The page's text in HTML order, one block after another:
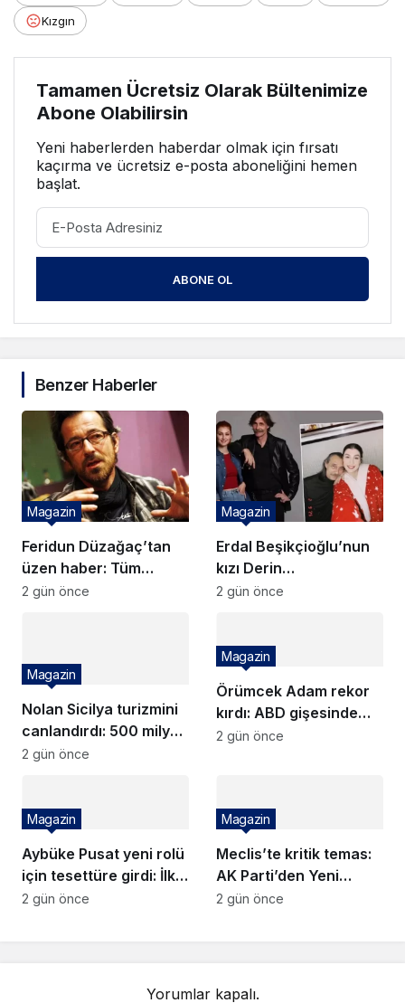
Kızgın
Tamamen Ücretsiz Olarak Bültenimize
Abone Olabilirsin
Yeni haberlerden haberdar olmak için fırsatı
kaçırma ve ücretsiz e-posta aboneliğini hemen
başlat.
ABONE OL
Benzer Haberler
Feridun Düzağaç’tan
üzen haber: Tüm
konserlerini iptal etti!
Magazin
2 gün önce
Erdal Beşikçioğlu’nun
kızı Derin
Beşikçioğlu’ndan
Magazin
2 gün önce
Nolan Sicilya turizmini
canlandırdı: 500 milyon
dolarlık dev gelir
Magazin
2 gün önce
Örümcek Adam rekor
kırdı: ABD gişesinde
dev açılışa imza attı
Magazin
2 gün önce
Aybüke Pusat yeni rolü
için tesettüre girdi: İlk
kareler geldi
Magazin
2 gün önce
Meclis’te kritik temas:
AK Parti’den Yeni
Parti’ye yasa ziyareti!
Magazin
2 gün önce
Yorumlar kapalı.